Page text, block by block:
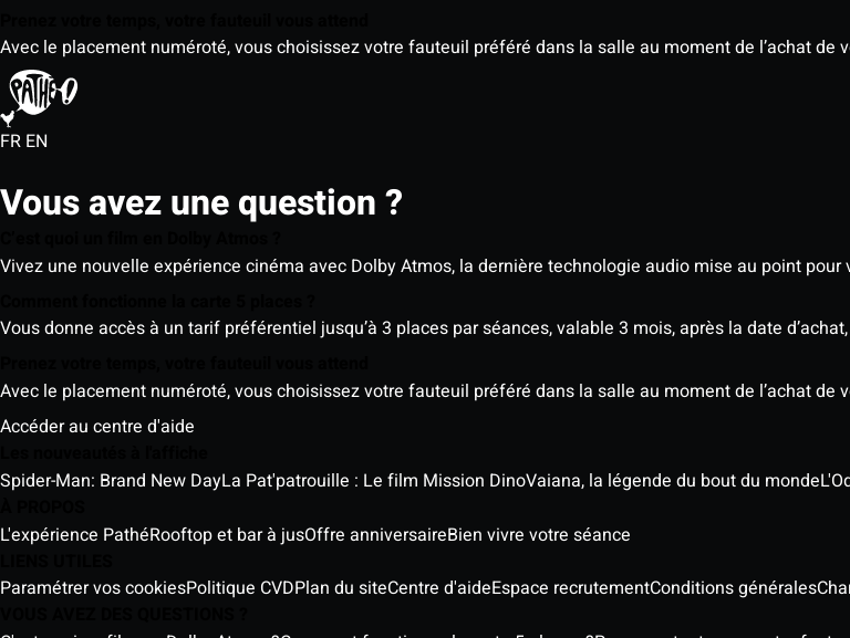
Avec le placement numéroté, vous choisissez votre fauteuil préféré dans la salle au moment de l’achat de
FR EN
Vous avez une question ?
Vivez une nouvelle expérience cinéma avec Dolby Atmos, la dernière technologie audio mise au point
Vous donne accès à un tarif préférentiel jusqu’à 3 places par séances, valable 3 mois, après la date
Avec le placement numéroté, vous choisissez votre fauteuil préféré dans la salle au moment de l’achat de
Accéder au centre d'aide
Spider-Man: Brand New DayLa Pat'patrouille : Le film Mission DinoVaiana, la légende du bout du monde
L'expérience PathéRooftop et bar à jusOffre anniversaireBien vivre votre séance
Paramétrer vos cookiesPolitique CVDPlan du siteCentre d'aideEspace recrutementConditions générales